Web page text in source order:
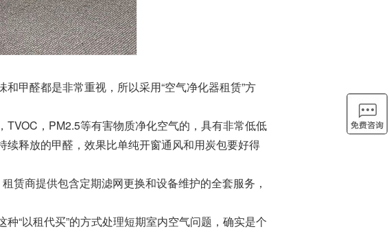
甲醛都是非常重视，所以采用“空气净化器租赁”方
，PM2.5等有害物质净化空气的，具有非常低低
释放的甲醛，效果比单纯开窗通风和用炭包要好得
赁商提供包含定期滤网更换和设备维护的全套服务，
“以租代买”的方式处理短期室内空气问题，确实是个